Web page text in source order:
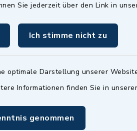
Sie jederzeit über den Link in
Ich stimme nicht zu
Darstellung unserer
Informationen finden Sie in
genommen